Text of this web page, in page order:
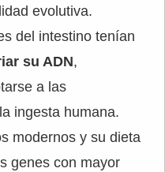
evolutiva.
del intestino tenían
su ADN,
a las
ingesta humana.
modernos y su dieta
genes con mayor